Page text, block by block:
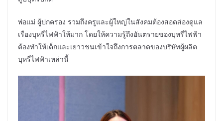
พ่อแม่ ผู้ปกครอง รวมถึงครูและผู้ใหญ่ในสังคมต้องสอดส่องดูแล
เรื่องบุหรี่ไฟฟ้าให้มาก โดยให้ความรู้ถึงอันตรายของบุหรี่ไฟฟ้า
ต้องทำให้เด็กและเยาวชนเข้าใจถึงการตลาดของบริษัทผู้ผลิต
บุหรี่ไฟฟ้าเหล่านี้